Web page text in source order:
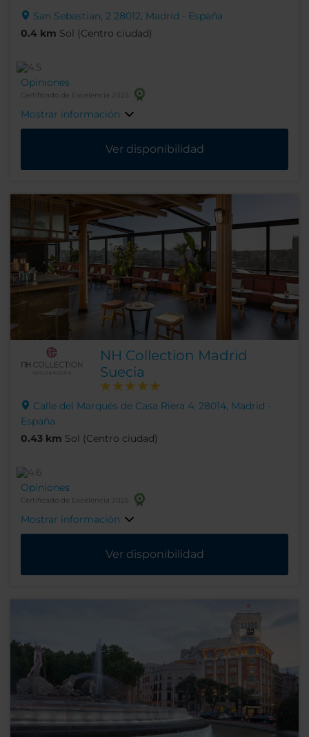
San Sebastian, 2 28012, Madrid - España
0.4 km Sol (Centro ciudad)
Opiniones
Certificado de Excelencia 2025
Mostrar información
Ver disponibilidad
NH Collection Madrid
Suecia
Calle del Marqués de Casa Riera 4, 28014, Madrid -
España
0.43 km Sol (Centro ciudad)
Opiniones
Certificado de Excelencia 2025
Mostrar información
Ver disponibilidad